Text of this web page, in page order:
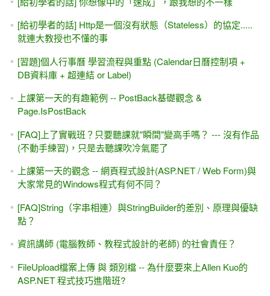
[給初學者的話] Http是一個沒有狀態（Stateless）的協定.....
就連大教授也不懂的事
[習題]個人行事曆 學習流程與重點 (Calendar日曆控制項 +
DB資料庫 + 超連結 or Label)
上課第一天的有趣範例 -- PostBack基礎觀念 &
Page.IsPostBack
[FAQ]上了實戰班？只要聽課就"瞬間"變高手嗎？ --- 沒有作品
(不動手練習)，只是去聽課吹冷氣罷了
上課第一天的觀念 -- 網頁程式設計(ASP.NET / Web Form)與
大家常見的Windows程式有何不同？
[FAQ]String（字串相連）與StringBuilder的差別、原理與優缺
點？
資訊講師 (電腦教師、教程式設計的老師) 的社會責任？
FileUpload檔案上傳 與 類別檔 -- 為什麼要來上Allen Kuo的
ASP.NET 程式技巧進階班?